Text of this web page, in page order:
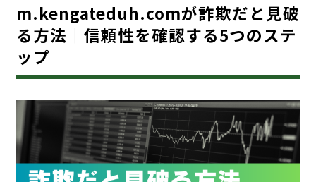
m.kengateduh.comが詐欺だと見破
る方法｜信頼性を確認する5つのステ
ップ